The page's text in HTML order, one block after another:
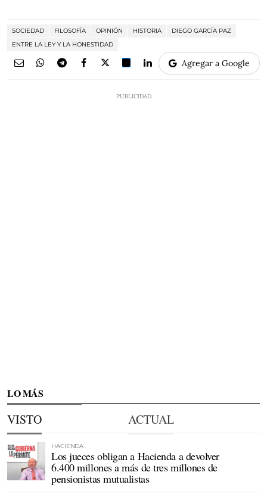
SOCIEDAD FILOSOFÍA OPINIÓN HISTORIA
DIEGO GARCÍA PAZ
ENTRE LA LEY Y LA HONESTIDAD
Agregar a Google
LO MÁS
VISTO ACTUAL
HACIENDA
Los jueces obligan a Hacienda a devolver
6.400 millones a más de tres millones de
pensionistas mutualistas